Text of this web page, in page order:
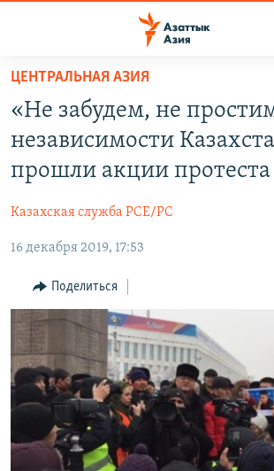
Вернуться
основному
содержанию
главной
Вернутся
поиску
ЦЕНТРАЛЬНАЯ АЗИЯ
ТАДЖИКИСТАН
КЫРГЫЗЧА
ЎЗБЕКЧА
ТОҶИКӢ
TÜRKMENÇE
ПОДПИШИТЕСЬ НА НАС В СОЦСЕТЯХ
Все сайты РСЕ/РС
ЦЕНТРАЛЬНАЯ АЗИЯ
«Не забудем, не
независимости
прошли акции протеста
Казахская служба РСЕ/РС
16 декабря 2019, 17:53
Поделиться